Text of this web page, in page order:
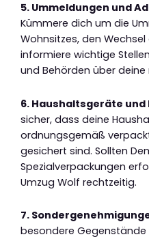
5. Ummeldungen und
Kümmere dich um die
Wohnsitzes, den
informiere wichtige
und Behörden über deine
6. Haushaltsgeräte
sicher, dass deine
ordnungsgemäß
gesichert sind. Sollten
Spezialverpackungen
Umzug Wolf rechtzeitig.
7.
besondere Gegenstände